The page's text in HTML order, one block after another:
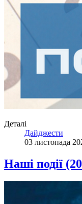
Деталі
Дайджести
03 листопада
Наші події